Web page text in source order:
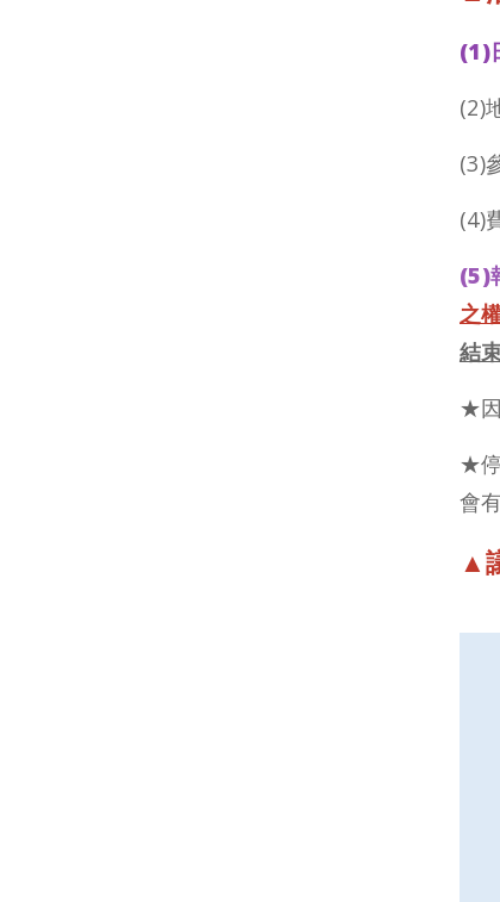
(1)
(2)
(3)
(4)
(5)
之
結
★
★
會
▲